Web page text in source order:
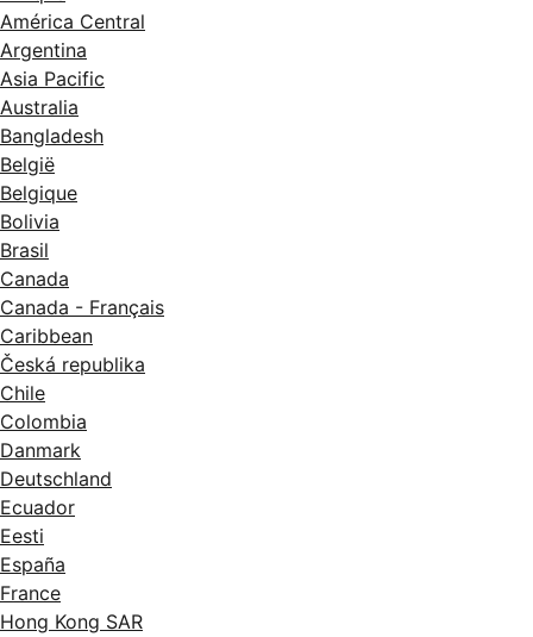
América Central
Argentina
Asia Pacific
Australia
Bangladesh
België
Belgique
Bolivia
Brasil
Canada
Canada - Français
Caribbean
Česká republika
Chile
Colombia
Danmark
Deutschland
Ecuador
Eesti
España
France
Hong Kong SAR